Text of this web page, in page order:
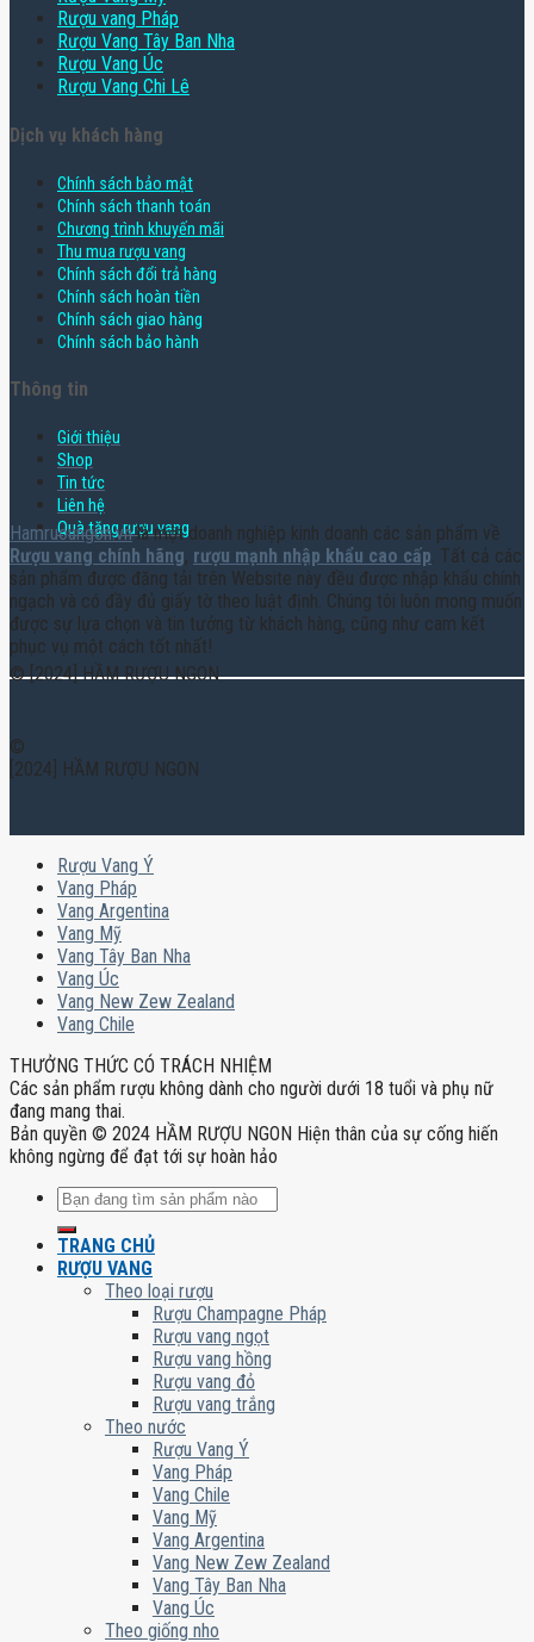
Rượu vang Pháp
Rượu Vang Tây Ban Nha
Rượu Vang Úc
Rượu Vang Chi Lê
Dịch vụ khách hàng
Chính sách bảo mật
Chính sách thanh toán
Chương trình khuyến mãi
Thu mua rượu vang
Chính sách đổi trả hàng
Chính sách hoàn tiền
Chính sách giao hàng
Chính sách bảo hành
Thông tin
Giới thiệu
Shop
Tin tức
Liên hệ
Quà tặng rượu vang
Hamruoungon.vnlà một doanh nghiệp kinh doanh các sản phẩm về
Rượu vang chính hãng, rượu mạnh nhập khẩu cao cấp. Tất cả các
sản phẩm được đăng tải trên Website này đều được nhập khẩu chính
ngạch và có đầy đủ giấy tờ theo luật định. Chúng tôi luôn mong muốn
được sự lựa chọn và tin tưởng từ khách hàng, cũng như cam kết
phục vụ một cách tốt nhất!
© [2024] HẦM RƯỢU NGON
©
[2024] HẦM RƯỢU NGON
Rượu Vang Ý
Vang Pháp
Vang Argentina
Vang Mỹ
Vang Tây Ban Nha
Vang Úc
Vang New Zew Zealand
Vang Chile
THƯỞNG THỨC CÓ TRÁCH NHIỆM
Các sản phẩm rượu không dành cho người dưới 18 tuổi và phụ nữ
đang mang thai.
Bản quyền © 2024 HẦM RƯỢU NGON Hiện thân của sự cống hiến
không ngừng để đạt tới sự hoàn hảo
Tìm
TRANG CHỦ
RƯỢU VANG
Theo loại rượu
Rượu Champagne Pháp
Rượu vang ngọt
Rượu vang hồng
Rượu vang đỏ
Rượu vang trắng
Theo nước
Rượu Vang Ý
Vang Pháp
Vang Chile
Vang Mỹ
Vang Argentina
Vang New Zew Zealand
Vang Tây Ban Nha
Vang Úc
Theo giống nho